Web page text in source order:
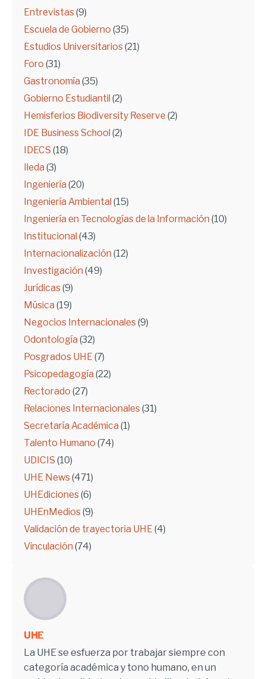
Entrevistas (9)
Escuela de Gobierno (35)
Estudios Universitarios (21)
Foro (31)
Gastronomía (35)
Gobierno Estudiantil (2)
Hemisferios Biodiversity Reserve (2)
IDE Business School (2)
IDECS (18)
Ileda (3)
Ingeniería (20)
Ingeniería Ambiental (15)
Ingeniería en Tecnologías de la Información (10)
Institucional (43)
Internacionalización (12)
Investigación (49)
Jurídicas (9)
Música (19)
Negocios Internacionales (9)
Odontología (32)
Posgrados UHE(7)
Psicopedagogía (22)
Rectorado (27)
Relaciones Internacionales (31)
Secretaría Académica (1)
Talento Humano (74)
UDICIS (10)
UHE News (471)
UHEdiciones (6)
UHEnMedios (9)
Validación de trayectoria UHE(4)
Vinculación (74)
UHE
La UHE se esfuerza por trabajar siempre con
categoría académica y tono humano, en un